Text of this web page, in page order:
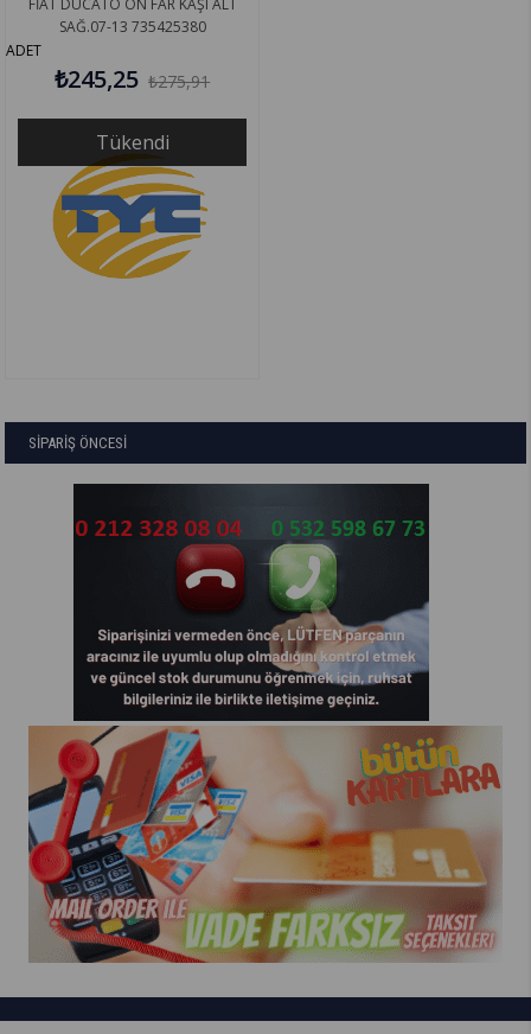
Tükendi
FİAT DUCATO ÖN FAR KAŞI ALT
SAĞ.07-13 735425380
ADET
₺245,25 ₺275,91
SİPARİŞ ÖNCESİ